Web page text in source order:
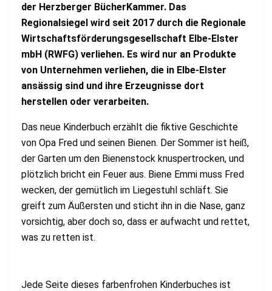
der Herzberger BücherKammer. Das
Regionalsiegel wird seit 2017 durch die Regionale
Wirtschaftsförderungsgesellschaft Elbe-Elster
mbH (RWFG) verliehen. Es wird nur an Produkte
von Unternehmen verliehen, die in Elbe-Elster
ansässig sind und ihre Erzeugnisse dort
herstellen oder verarbeiten.
Das neue Kinderbuch erzählt die fiktive Geschichte
von Opa Fred und seinen Bienen. Der Sommer ist heiß,
der Garten um den Bienenstock knuspertrocken, und
plötzlich bricht ein Feuer aus. Biene Emmi muss Fred
wecken, der gemütlich im Liegestuhl schläft. Sie
greift zum Äußersten und sticht ihn in die Nase, ganz
vorsichtig, aber doch so, dass er aufwacht und rettet,
was zu retten ist.
Jede Seite dieses farbenfrohen Kinderbuches ist